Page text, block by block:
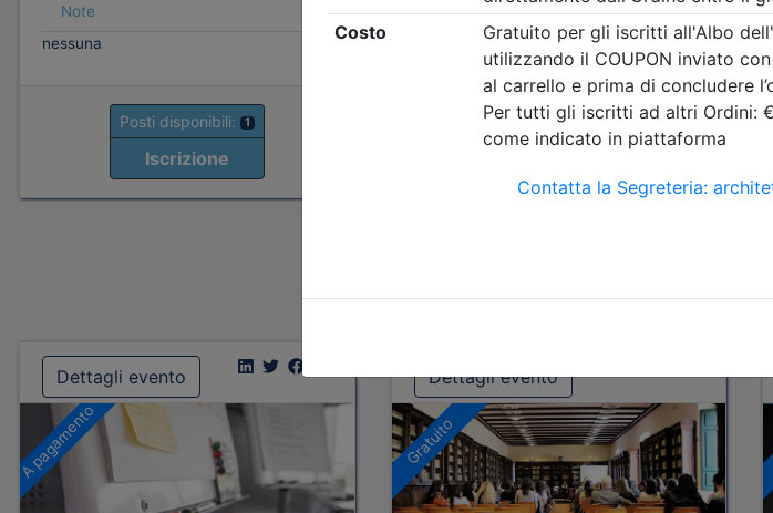
Note
nessuna
Posti disponibili: 1
Iscrizione
Note
Iscrizione
Dettagli evento
A pagamento
Dettagli evento
Gratuito